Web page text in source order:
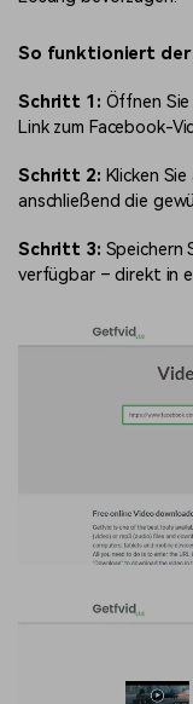
So funktioniert der
Schritt 1: Öffnen
Link zum Facebook-
Schritt 2: Klicken
anschließend die
Schritt 3: Speichern
verfügbar – direkt in